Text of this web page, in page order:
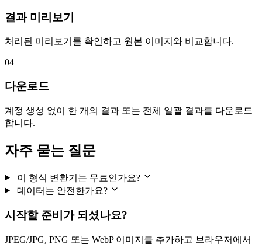
결과 미리보기
처리된 미리보기를 확인하고 원본 이미지와 비교합니다.
04
다운로드
계정 생성 없이 한 개의 결과 또는 전체 일괄 결과를 다운로드
합니다.
자주 묻는 질문
이 형식 변환기는 무료인가요?
데이터는 안전한가요?
시작할 준비가 되셨나요?
JPEG/JPG, PNG 또는 WebP 이미지를 추가하고 브라우저에서